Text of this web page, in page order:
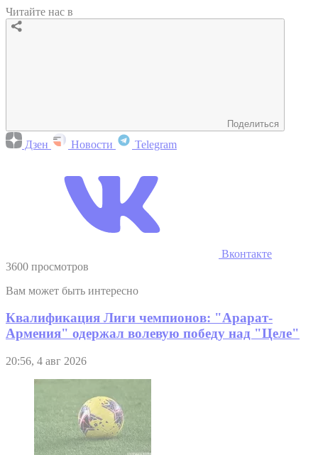
Читайте нас в
Поделиться
Дзен Новости Telegram
Вконтакте
3600 просмотров
Вам может быть интересно
Квалификация Лиги чемпионов: "Арарат-
Армения" одержал волевую победу над "Целе"
20:56, 4 авг 2026